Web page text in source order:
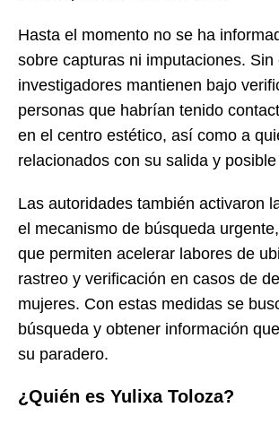
Hasta el momento no se ha
sobre capturas ni imputaciones. Sin
investigadores mantienen bajo
personas que habrían tenido
en el centro estético, así como a
relacionados con su salida y
Las autoridades también activaron
el mecanismo de búsqueda
que permiten acelerar labores de
rastreo y verificación en casos de
mujeres. Con estas medidas se
búsqueda y obtener información
su paradero.
¿Quién es Yulixa Toloza?